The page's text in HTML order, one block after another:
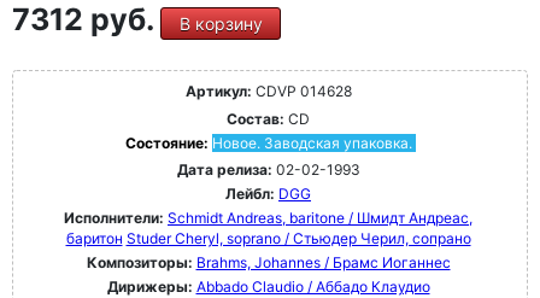
7312 руб. В корзину
Артикул: CDVP 014628
Состав: CD
Состояние: Новое. Заводская упаковка.
Дата релиза: 02-02-1993
Лейбл: DGG
Исполнители: Schmidt Andreas, baritone / Шмидт Андреас,
баритон Studer Cheryl, soprano / Стьюдер Черил, сопрано
Композиторы: Brahms, Johannes / Брамс Иоганнес
Дирижеры: Abbado Claudio / Аббадо Клаудио